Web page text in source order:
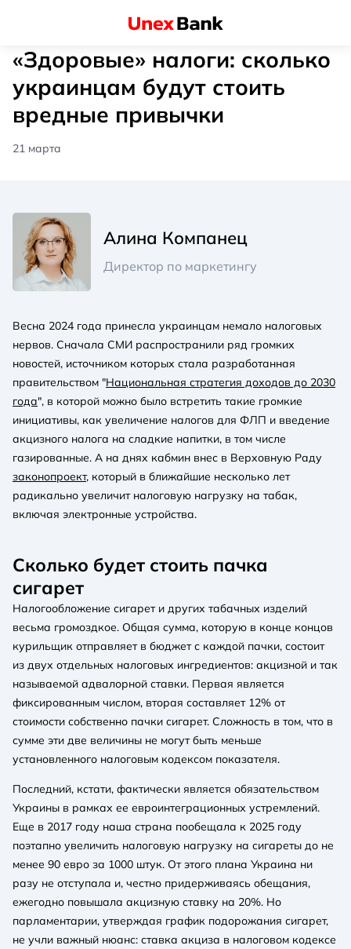
«Здоровые» налоги: сколько
украинцам будут стоить
вредные привычки
21 марта
Алина Компанец
Директор по маркетингу
Весна 2024 года принесла украинцам немало налоговых
нервов. Сначала СМИ распространили ряд громких
новостей, источником которых стала разработанная
правительством "Национальная стратегия доходов до 2030
года", в которой можно было встретить такие громкие
инициативы, как увеличение налогов для ФЛП и введение
акцизного налога на сладкие напитки, в том числе
газированные. А на днях кабмин внес в Верховную Раду
законопроект, который в ближайшие несколько лет
радикально увеличит налоговую нагрузку на табак,
включая электронные устройства.
Сколько будет стоить пачка
сигарет
Налогообложение сигарет и других табачных изделий
весьма громоздкое. Общая сумма, которую в конце концов
курильщик отправляет в бюджет с каждой пачки, состоит
из двух отдельных налоговых ингредиентов: акцизной и так
называемой адвалорной ставки. Первая является
фиксированным числом, вторая составляет 12% от
стоимости собственно пачки сигарет. Сложность в том, что в
сумме эти две величины не могут быть меньше
установленного налоговым кодексом показателя.
Последний, кстати, фактически является обязательством
Украины в рамках ее евроинтеграционных устремлений.
Еще в 2017 году наша страна пообещала к 2025 году
поэтапно увеличить налоговую нагрузку на сигареты до не
менее 90 евро за 1000 штук. От этого плана Украина ни
разу не отступала и, честно придерживаясь обещания,
ежегодно повышала акцизную ставку на 20%. Но
парламентарии, утверждая график подорожания сигарет,
не учли важный нюанс: ставка акциза в налоговом кодексе